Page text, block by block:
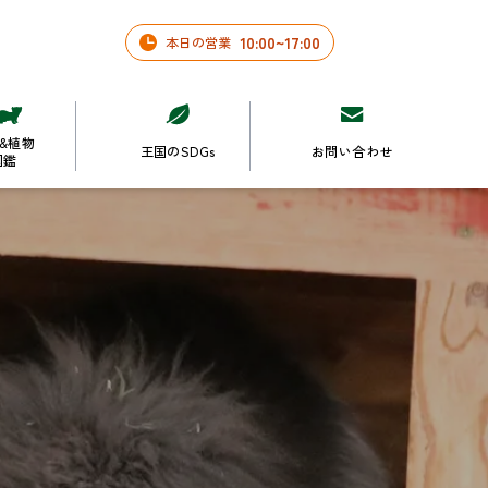
本日の営業 10:00~17:00
植物
鑑
王国のSDGs お問い合わせ